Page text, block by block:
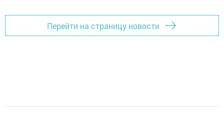
Перейти на страницу новости